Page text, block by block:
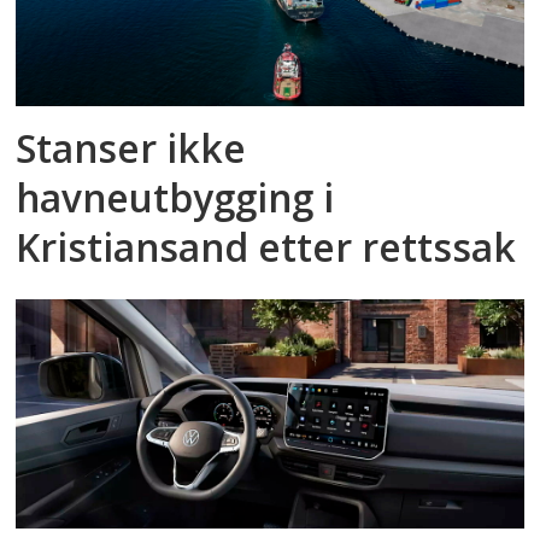
Stanser ikke
havneutbygging i
Kristiansand etter rettssak